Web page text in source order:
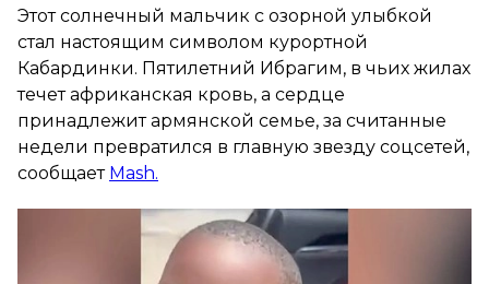
Этот солнечный мальчик с озорной улыбкой
стал настоящим символом курортной
Кабардинки. Пятилетний Ибрагим, в чьих жилах
течет африканская кровь, а сердце
принадлежит армянской семье, за считанные
недели превратился в главную звезду соцсетей,
сообщает Mash.